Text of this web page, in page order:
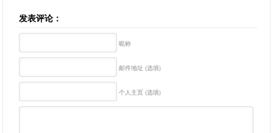
发表评论：
昵称
邮件地址 (选填)
个人主页 (选填)